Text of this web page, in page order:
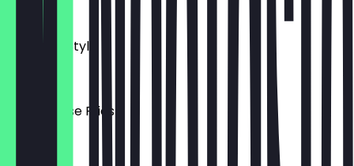
€ 7,20
Montreal Style
Chili Cheese Fries